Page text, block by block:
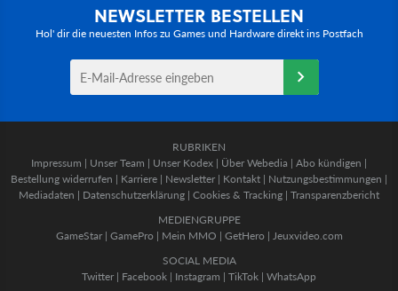
NEWSLETTER BESTELLEN
Hol' dir die neuesten Infos zu Games und Hardware direkt ins Postfach
RUBRIKEN
Impressum | Unser Team | Unser Kodex | Über Webedia | Abo kündigen |
Bestellung widerrufen | Karriere | Newsletter | Kontakt | Nutzungsbestimmungen |
Mediadaten | Datenschutzerklärung | Cookies & Tracking | Transparenzbericht
MEDIENGRUPPE
GameStar| GamePro | Mein MMO | GetHero | Jeuxvideo.com
SOCIAL MEDIA
Twitter | Facebook | Instagram | TikTok | WhatsApp